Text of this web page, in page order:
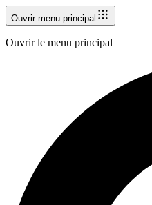
Ouvrir menu principal
Ouvrir le menu principal